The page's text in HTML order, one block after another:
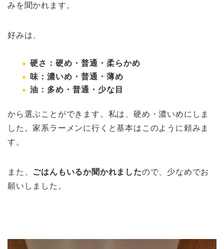
みを聞かれます。
好みは、
硬さ：硬め・普通・柔らかめ
味：濃いめ・普通・薄め
油：多め・普通・少な目
から選ぶことができます。私は、硬め・濃いめにしま
した。家系ラーメンに行くと基本はこのように頼みま
す。
また、 ごはんもいるか聞かれましたので、少なめでお
願いしました。